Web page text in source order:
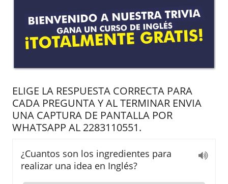
ELIGE LA RESPUESTA CORRECTA PARA
CADA PREGUNTA Y AL TERMINAR ENVIA
UNA CAPTURA DE PANTALLA POR
WHATSAPP AL 2283110551.
¿Cuantos son los ingredientes para
realizar una idea en Inglés?